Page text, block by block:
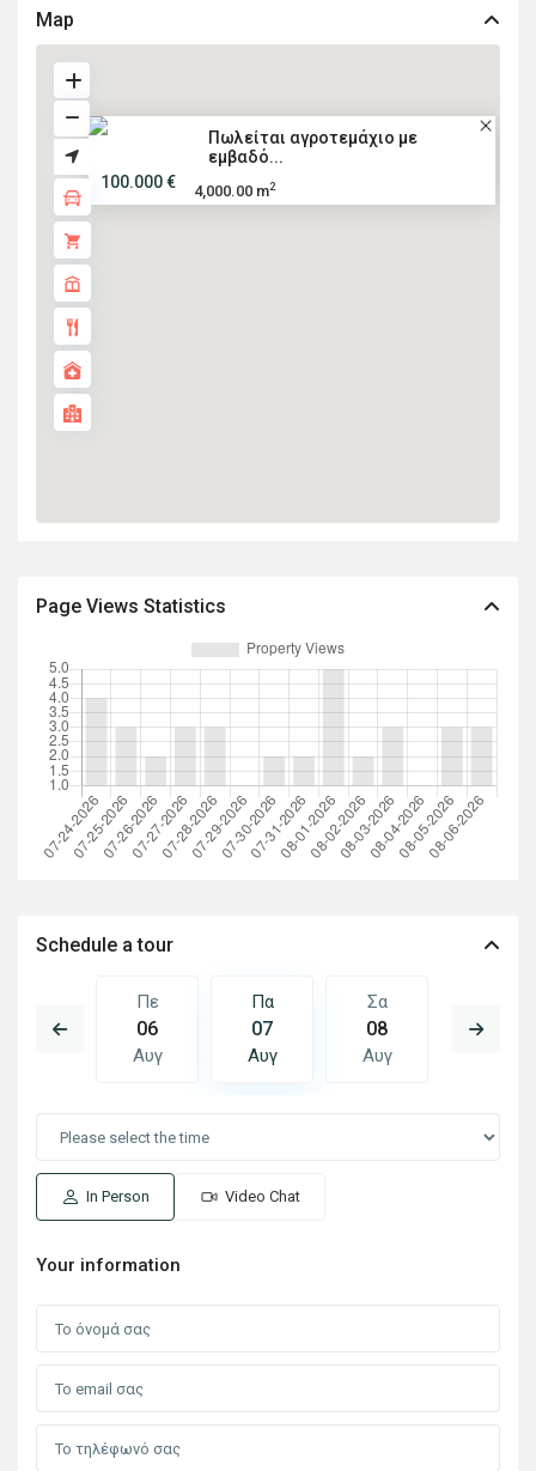
Map
Πωλείται αγροτεμάχιο με
εμβαδό...
100.000 €
4,000.00 m2
Page Views Statistics
Schedule a tour
Πε
06
Αυγ
Πα
07
Αυγ
Σα
08
Αυγ
09
In Person Video Chat
Your information